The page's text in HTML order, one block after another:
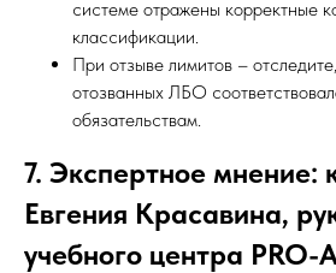
системе отражены корректные
классификации.
При отзыве лимитов –
отозванных ЛБО
обязательствам.
7. Экспертное мнение:
Евгения Красавина,
учебного центра PRO-